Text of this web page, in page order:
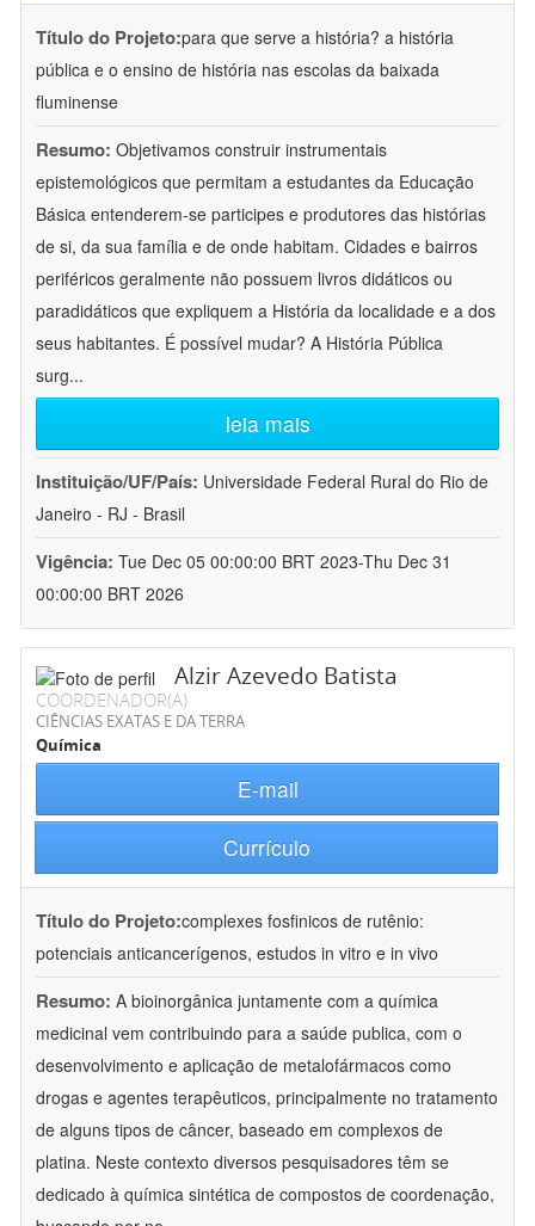
Título do Projeto:para que serve a história? a história
pública e o ensino de história nas escolas da baixada
fluminense
Resumo: Objetivamos construir instrumentais
epistemológicos que permitam a estudantes da Educação
Básica entenderem-se participes e produtores das histórias
de si, da sua família e de onde habitam. Cidades e bairros
periféricos geralmente não possuem livros didáticos ou
paradidáticos que expliquem a História da localidade e a dos
seus habitantes. É possível mudar? A História Pública
surg...
leia mais
Instituição/UF/País: Universidade Federal Rural do Rio de
Janeiro - RJ - Brasil
Vigência: Tue Dec 05 00:00:00 BRT 2023-Thu Dec 31
00:00:00 BRT 2026
Alzir Azevedo Batista
COORDENADOR(A)
CIÊNCIAS EXATAS E DA TERRA
Química
E-mail
Currículo
Título do Projeto:complexes fosfinicos de rutênio:
potenciais anticancerígenos, estudos in vitro e in vivo
Resumo: A bioinorgânica juntamente com a química
medicinal vem contribuindo para a saúde publica, com o
desenvolvimento e aplicação de metalofármacos como
drogas e agentes terapêuticos, principalmente no tratamento
de alguns tipos de câncer, baseado em complexos de
platina. Neste contexto diversos pesquisadores têm se
dedicado à química sintética de compostos de coordenação,